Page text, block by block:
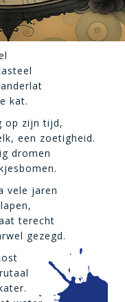
kat.
op zijn tijd,
een zoetigheid.
dromen
vele jaren
terecht
gezegd.